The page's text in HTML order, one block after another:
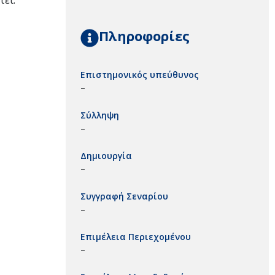
Πληροφορίες
Επιστημονικός υπεύθυνος
–
Σύλληψη
–
Δημιουργία
–
Συγγραφή Σεναρίου
–
Επιμέλεια Περιεχομένου
–